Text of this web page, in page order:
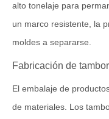
alto tonelaje para
un marco resistente, la
moldes a separarse.
Fabricación de
El embalaje de
de materiales. Los